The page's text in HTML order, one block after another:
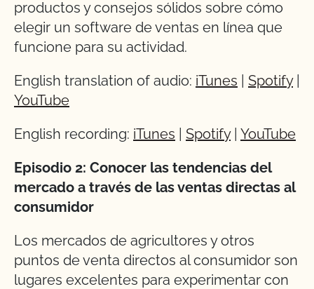
productos y consejos sólidos sobre cómo
elegir un software de ventas en línea que
funcione para su actividad.
English translation of audio: iTunes Spotify|
YouTube
English recording: iTunes Spotify| YouTube
Episodio 2: Conocer las tendencias del
mercado a través de las ventas directas al
consumidor
Los mercados de agricultores y otros
puntos de venta directos al consumidor son
lugares excelentes para experimentar con